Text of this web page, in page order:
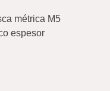
métrica M5
espesor